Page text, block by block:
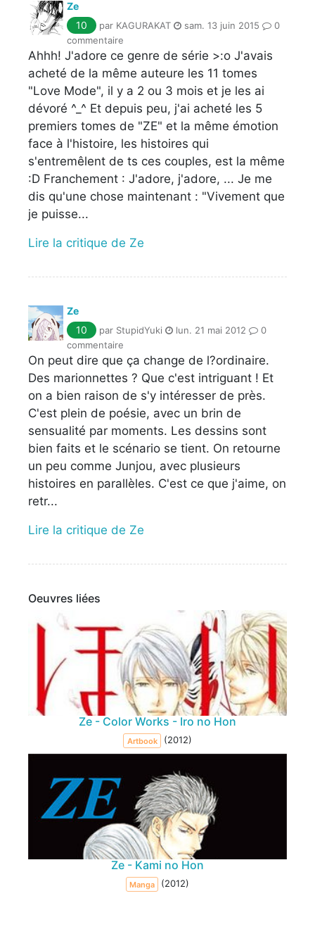
Ze
10
par KAGURAKAT sam. 13 juin 2015
0
commentaire
Ahhh! J'adore ce genre de série >:o J'avais
acheté de la même auteure les 11 tomes
"Love Mode", il y a 2 ou 3 mois et je les ai
dévoré ^_^ Et depuis peu, j'ai acheté les 5
premiers tomes de "ZE" et la même émotion
face à l'histoire, les histoires qui
s'entremêlent de ts ces couples, est la même
:D Franchement : J'adore, j'adore, ... Je me
dis qu'une chose maintenant : "Vivement que
je puisse...
Lire la critique de Ze
Ze
10
par StupidYuki lun. 21 mai 2012
0
commentaire
On peut dire que ça change de l?ordinaire.
Des marionnettes ? Que c'est intriguant ! Et
on a bien raison de s'y intéresser de près.
C'est plein de poésie, avec un brin de
sensualité par moments. Les dessins sont
bien faits et le scénario se tient. On retourne
un peu comme Junjou, avec plusieurs
histoires en parallèles. C'est ce que j'aime, on
retr...
Lire la critique de Ze
Oeuvres liées
Ze - Color Works - Iro no Hon
Artbook (2012)
Ze - Kami no Hon
Manga (2012)